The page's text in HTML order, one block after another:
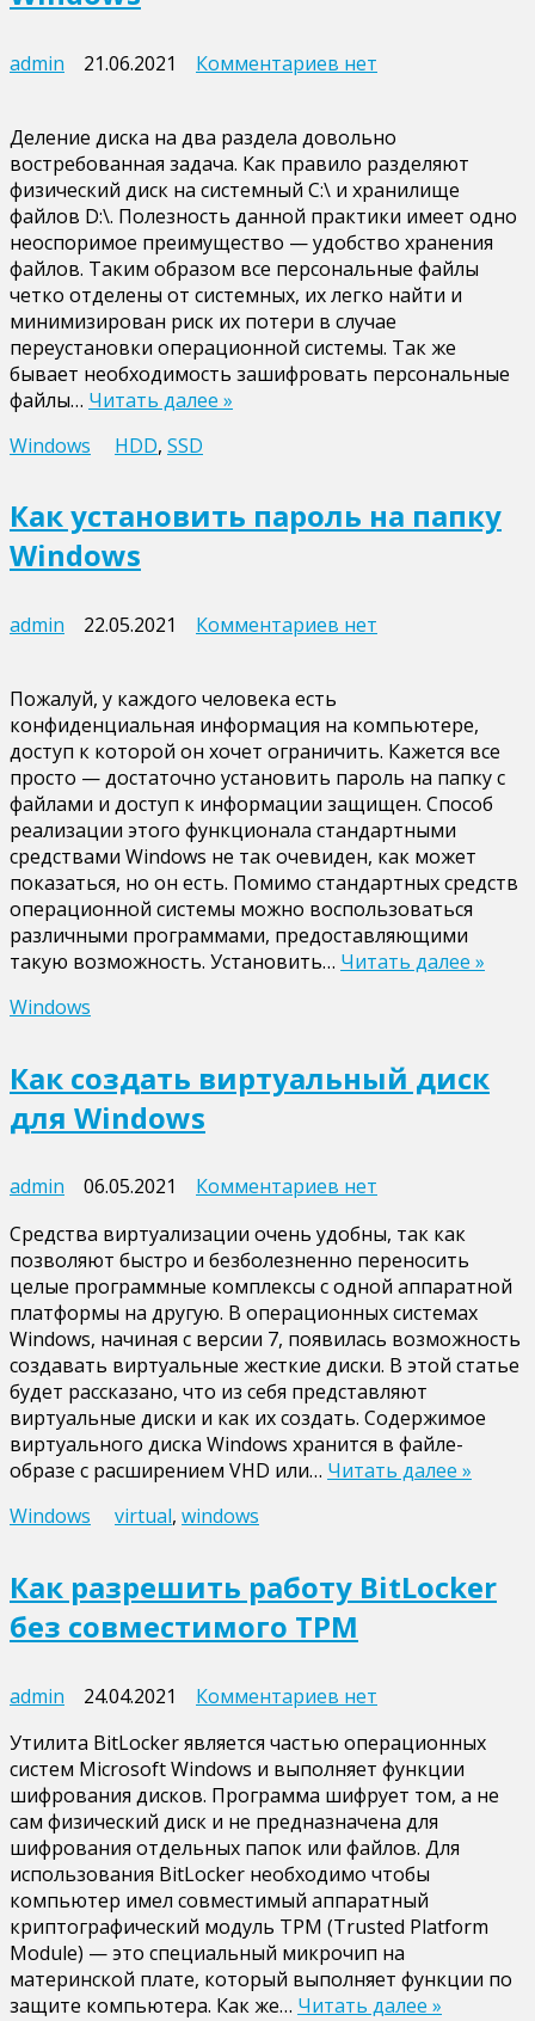
admin 21.06.2021 Комментариев к
разбить
диск
на
разделы
в
Windows
нет
Деление диска на два раздела довольно
востребованная задача. Как правило разделяют
физический диск на системный C:\ и хранилище
файлов D:\. Полезность данной практики имеет одно
неоспоримое преимущество — удобство хранения
файлов. Таким образом все персональные файлы
четко отделены от системных, их легко найти и
минимизирован риск их потери в случае
переустановки операционной системы. Так же
бывает необходимость зашифровать персональные
файлы… Читать далее »
Windows
HDD, SSD
Как установить пароль на папку
Windows
admin 22.05.2021 Комментариев к
пароль
на
папку
Windows
нет
Пожалуй, у каждого человека есть
конфиденциальная информация на компьютере,
доступ к которой он хочет ограничить. Кажется все
просто — достаточно установить пароль на папку с
файлами и доступ к информации защищен. Способ
реализации этого функционала стандартными
средствами Windows не так очевиден, как может
показаться, но он есть. Помимо стандартных средств
операционной системы можно воспользоваться
различными программами, предоставляющими
такую возможность. Установить… Читать далее »
Windows
Как создать виртуальный диск
для Windows
admin 06.05.2021 Комментариев к
Как
создать
виртуальный
диск
для
Windows
нет
Cредства виртуализации очень удобны, так как
позволяют быстро и безболезненно переносить
целые программные комплексы с одной аппаратной
платформы на другую. В операционных системах
Windows, начиная с версии 7, появилась возможность
создавать виртуальные жесткие диски. В этой статье
будет рассказано, что из себя представляют
виртуальные диски и как их создать. Содержимое
виртуального диска Windows хранится в файле-
образе с расширением VHD или… Читать далее »
Windows
virtual, windows
Как разрешить работу BitLocker
без совместимого TPM
admin 24.04.2021 Комментариев к
Как
разрешить
работу
BitLocker
без
совместимого
TPM
нет
Утилита BitLocker является частью операционных
систем Microsoft Windows и выполняет функции
шифрования дисков. Программа шифрует том, а не
сам физический диск и не предназначена для
шифрования отдельных папок или файлов. Для
использования BitLocker необходимо чтобы
компьютер имел совместимый аппаратный
криптографический модуль TPM (Trusted Platform
Module) — это специальный микрочип на
материнской плате, который выполняет функции по
защите компьютера. Как же… Читать далее »